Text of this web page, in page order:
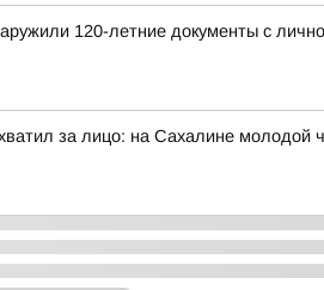
120-летние документы с
за лицо: на Сахалине молодой